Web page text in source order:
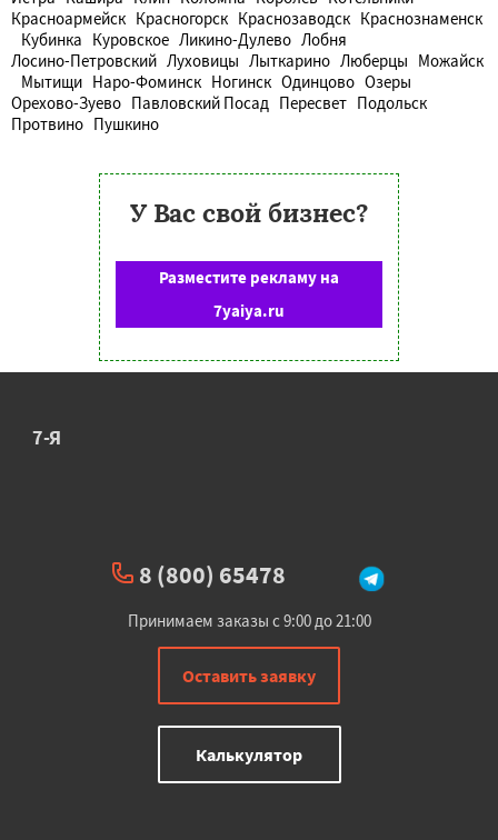
Красноармейск Красногорск Краснозаводск Краснознаменск
Кубинка Куровское Ликино-Дулево Лобня
Лосино-Петровский Луховицы Лыткарино Люберцы Можайск
Мытищи Наро-Фоминск Ногинск Одинцово Озеры
Орехово-Зуево Павловский Посад Пересвет Подольск
Протвино Пушкино
У Вас свой бизнес?
Разместите рекламу на
7yaiya.ru
7-Я
8 (800) 65478
Принимаем заказы с 9:00 до 21:00
Оставить заявку
Калькулятор